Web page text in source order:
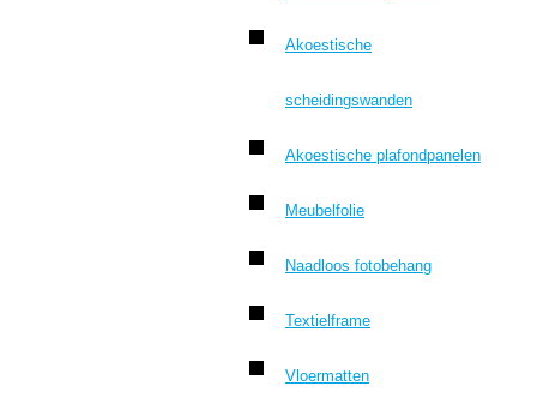
Akoestische
scheidingswanden
Akoestische plafondpanelen
Meubelfolie
Naadloos fotobehang
Textielframe
Vloermatten